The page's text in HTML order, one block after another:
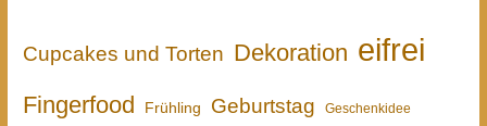
Cupcakes und Torten Dekoration eifrei
Fingerfood Frühling Geburtstag Geschenkidee